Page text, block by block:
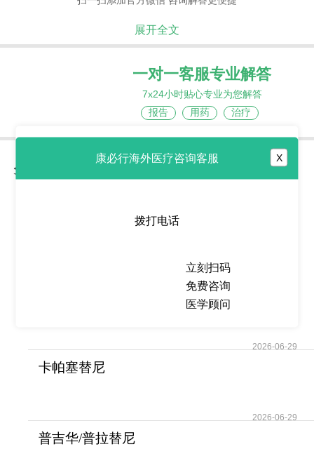
展开全文
一对一客服专业解答
7x24小时贴心专业为您解答
报告
用药 治疗
分享到
2026-06-29
卡帕塞替尼
2026-06-29
普吉华/普拉替尼
康必行海外医疗咨询客服 X
拨打电话
立刻扫码
免费咨询
医学顾问